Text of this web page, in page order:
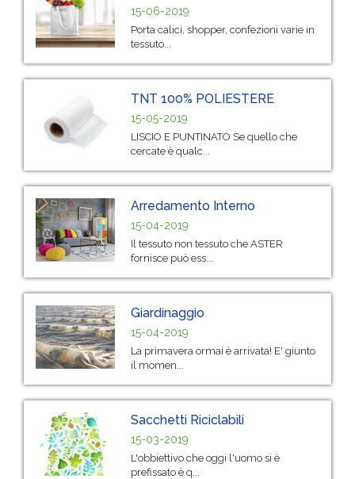
15-06-2019
Porta calici, shopper, confezioni varie in
tessuto...
TNT 100% POLIESTERE
15-05-2019
LISCIO E PUNTINATO Se quello che
cercate è qualc...
Arredamento Interno
15-04-2019
Il tessuto non tessuto che ASTER
fornisce può ess...
Giardinaggio
15-04-2019
La primavera ormai è arrivata! E' giunto
il momen...
Sacchetti Riciclabili
15-03-2019
L'obbiettivo che oggi l'uomo si è
prefissato è q...